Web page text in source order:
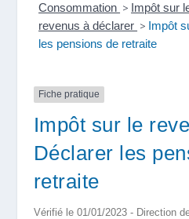
Consommation > Impôt sur
revenus à déclarer > Impôt
les pensions de retraite
Fiche pratique
Impôt sur le
Déclarer les
retraite
Vérifié le 01/01/2023 - Direction